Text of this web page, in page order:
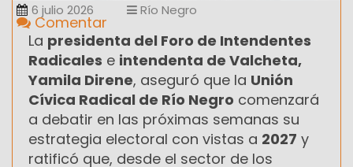
6 julio 2026 Río Negro
Comentar
La presidenta del Foro de Intendentes
Radicales e intendenta de Valcheta,
Yamila Direne, aseguró que la Unión
Cívica Radical de Río Negro comenzará
a debatir en las próximas semanas su
estrategia electoral con vistas a 2027 y
ratificó que, desde el sector de los